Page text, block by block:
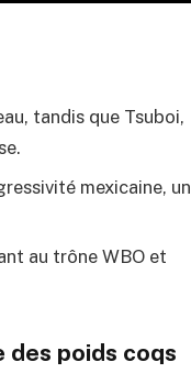
tandis que Tsuboi,
mexicaine, un
au trône WBO et
des poids coqs